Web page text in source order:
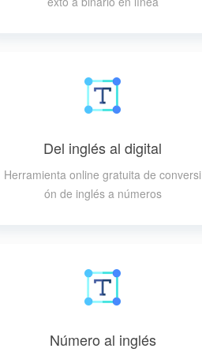
Del inglés al digital
Herramienta online gratuita de conversi
ón de inglés a números
Número al inglés